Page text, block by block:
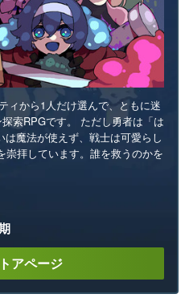
ィから1人だけ選んで、ともに迷
索RPGです。 ただし勇者は「は
魔法が使えず、戦士は可愛らし
拝しています。誰を救うのかを
アページ